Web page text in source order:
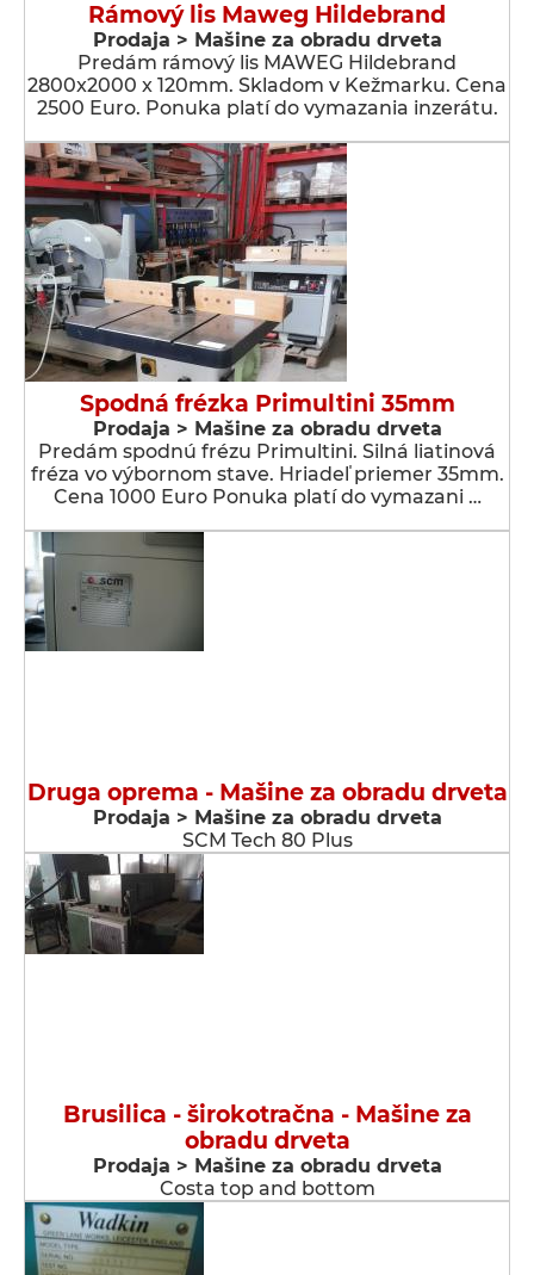
Rámový lis Maweg Hildebrand
Prodaja > Мašine za obradu drveta
Predám rámový lis MAWEG Hildebrand
2800x2000 x 120mm. Skladom v Kežmarku. Cena
2500 Euro. Ponuka platí do vymazania inzerátu.
Spodná frézka Primultini 35mm
Prodaja > Мašine za obradu drveta
Predám spodnú frézu Primultini. Silná liatinová
fréza vo výbornom stave. Hriadeľ priemer 35mm.
Cena 1000 Euro Ponuka platí do vymazani …
Druga oprema - Мašine za obradu drveta
Prodaja > Мašine za obradu drveta
SCM Tech 80 Plus
Brusilica - širokotračna - Мašine za
obradu drveta
Prodaja > Мašine za obradu drveta
Costa top and bottom